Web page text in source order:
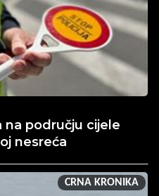
na području cijele
nesreća
CRNA KRONIKA